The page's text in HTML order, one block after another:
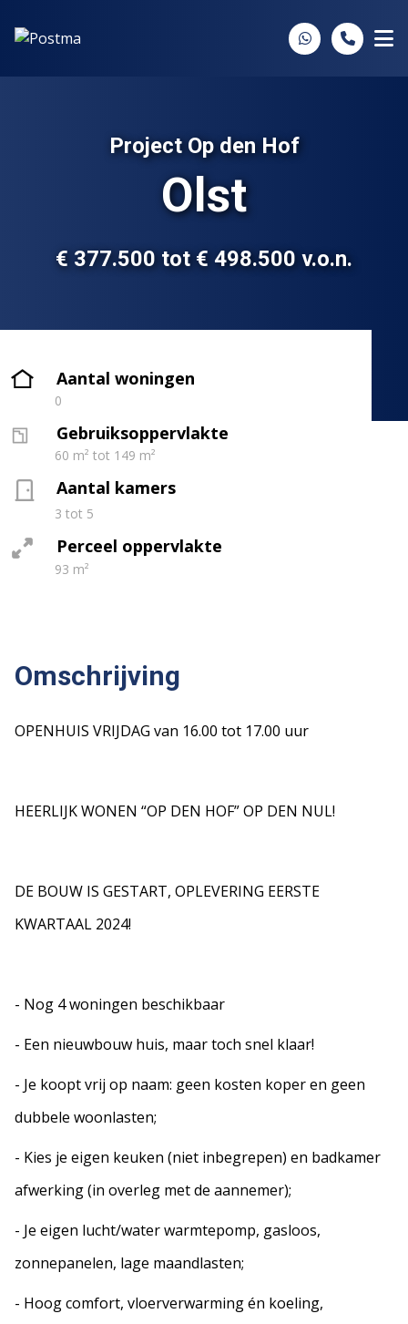
Project Op den Hof
Olst
€ 377.500 tot € 498.500 v.o.n.
Aantal woningen
0
Gebruiksoppervlakte
60 m² tot 149 m²
Aantal kamers
3 tot 5
Perceel oppervlakte
93 m²
Omschrijving
OPENHUIS VRIJDAG van 16.00 tot 17.00 uur
HEERLIJK WONEN “OP DEN HOF” OP DEN NUL!
DE BOUW IS GESTART, OPLEVERING EERSTE
KWARTAAL 2024!
- Nog 4 woningen beschikbaar
- Een nieuwbouw huis, maar toch snel klaar!
- Je koopt vrij op naam: geen kosten koper en geen
dubbele woonlasten;
- Kies je eigen keuken (niet inbegrepen) en badkamer
afwerking (in overleg met de aannemer);
- Je eigen lucht/water warmtepomp, gasloos,
zonnepanelen, lage maandlasten;
- Hoog comfort, vloerverwarming én koeling,